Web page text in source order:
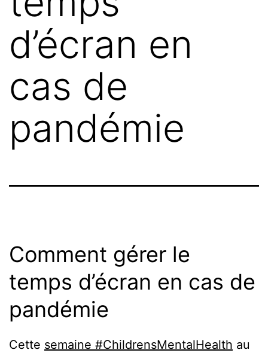
d’écran en
cas de
pandémie
Comment gérer le
temps d’écran en cas de
pandémie
Cette semaine #ChildrensMentalHealth au